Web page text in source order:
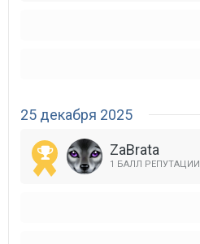
25 декабря 2025
ZaBrata
1 БАЛЛ РЕПУТАЦИИ